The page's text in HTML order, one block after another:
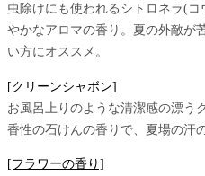
虫除けにも使われるシトロネラ(
やかなアロマの香り。夏の外敵が
い方にオススメ。
[クリーンシャボン]
お風呂上りのような清潔感の漂う
香性の石けんの香りで、夏場の汗
[フラワーの香り]